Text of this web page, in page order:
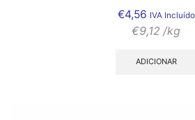
€4,56 IVA Incluído
€9,12 /kg
ADICIONAR